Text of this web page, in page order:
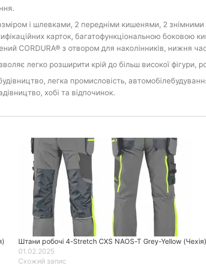
і шлевками, 2 передніми кишенями, 2
карток, багатофункціональною
CORDURA® з отвором для наколінників, нижня
легко розширити крій до більш високої фігури,
легка промисловість,
хобі та відпочинок.
Штани робочі 4-Stretch CXS NAOS-T Grey-Yellow (Чехія)
01.02.2025
Схожий запис